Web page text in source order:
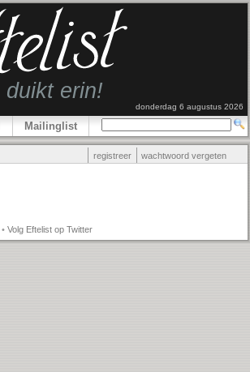
donderdag 6 augustus 2026
Mailinglist
registreer wachtwoord vergeten
• Volg Eftelist op Twitter